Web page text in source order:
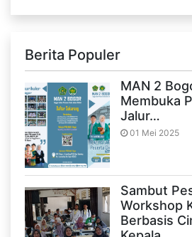
Berita Populer
MAN 2
Membuka
Jalur…
01 Mei 2025
Sambut
Workshop
Berbasis